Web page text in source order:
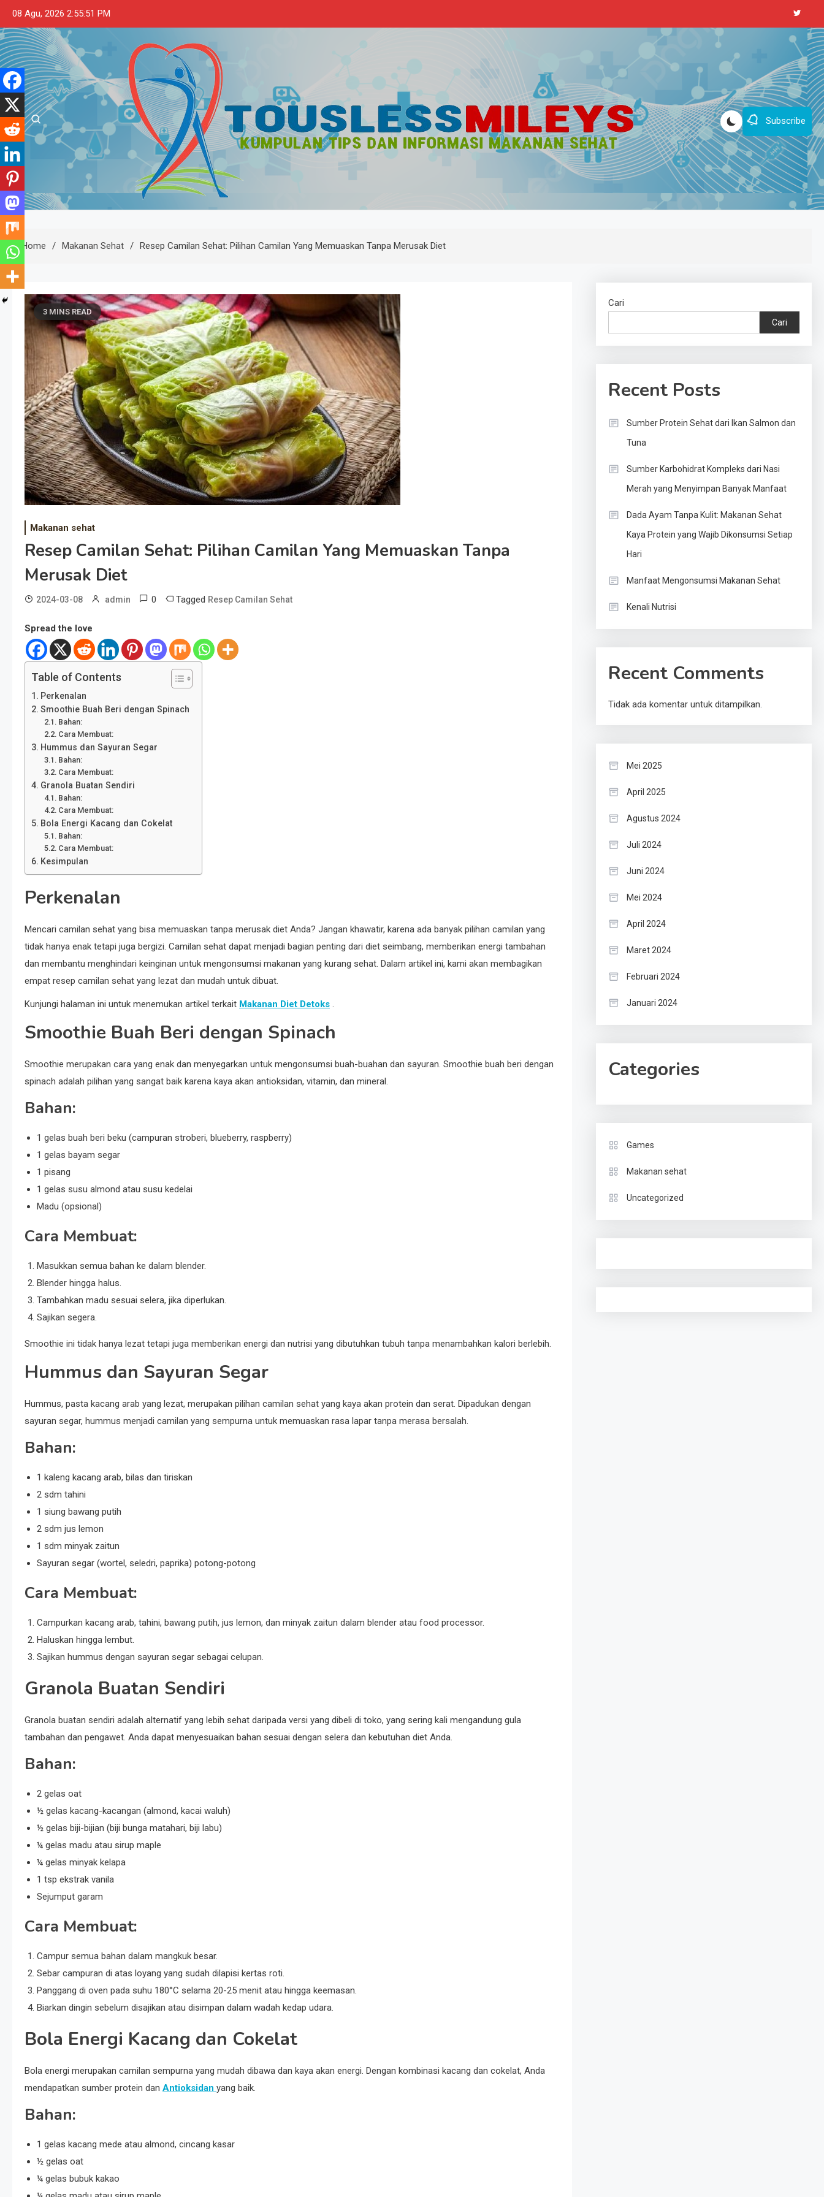
Skip
content
08 Agu, 2026 2:55:52 PM
Subscribe
Home Makanan Sehat Resep Camilan Sehat: Pilihan Camilan Yang Memuaskan Tanpa Merusak Diet
3 MINS READ
Makanan sehat
Resep Camilan Sehat: Pilihan Camilan Yang Memuaskan Tanpa
Merusak Diet
2024-03-08 admin 0 Tagged Resep Camilan Sehat
Spread the love
Table of Contents
Perkenalan
Smoothie Buah Beri dengan Spinach
Bahan:
Cara Membuat:
Hummus dan Sayuran Segar
Bahan:
Cara Membuat:
Granola Buatan Sendiri
Bahan:
Cara Membuat:
Bola Energi Kacang dan Cokelat
Bahan:
Cara Membuat:
Kesimpulan
Perkenalan
Mencari camilan sehat yang bisa memuaskan tanpa merusak diet Anda? Jangan khawatir, karena ada banyak pilihan camilan yang
tidak hanya enak tetapi juga bergizi. Camilan sehat dapat menjadi bagian penting dari diet seimbang, memberikan energi tambahan
dan membantu menghindari keinginan untuk mengonsumsi makanan yang kurang sehat. Dalam artikel ini, kami akan membagikan
empat resep camilan sehat yang lezat dan mudah untuk dibuat.
Kunjungi halaman ini untuk menemukan artikel terkait Makanan Diet Detoks .
Smoothie Buah Beri dengan Spinach
Smoothie merupakan cara yang enak dan menyegarkan untuk mengonsumsi buah-buahan dan sayuran. Smoothie buah beri dengan
spinach adalah pilihan yang sangat baik karena kaya akan antioksidan, vitamin, dan mineral.
Bahan:
1 gelas buah beri beku (campuran stroberi, blueberry, raspberry)
1 gelas bayam segar
1 pisang
1 gelas susu almond atau susu kedelai
Madu (opsional)
Cara Membuat:
Masukkan semua bahan ke dalam blender.
Blender hingga halus.
Tambahkan madu sesuai selera, jika diperlukan.
Sajikan segera.
Smoothie ini tidak hanya lezat tetapi juga memberikan energi dan nutrisi yang dibutuhkan tubuh tanpa menambahkan kalori berlebih.
Hummus dan Sayuran Segar
Hummus, pasta kacang arab yang lezat, merupakan pilihan camilan sehat yang kaya akan protein dan serat. Dipadukan dengan
sayuran segar, hummus menjadi camilan yang sempurna untuk memuaskan rasa lapar tanpa merasa bersalah.
Bahan:
1 kaleng kacang arab, bilas dan tiriskan
2 sdm tahini
1 siung bawang putih
2 sdm jus lemon
1 sdm minyak zaitun
Sayuran segar (wortel, seledri, paprika) potong-potong
Cara Membuat:
Campurkan kacang arab, tahini, bawang putih, jus lemon, dan minyak zaitun dalam blender atau food processor.
Haluskan hingga lembut.
Sajikan hummus dengan sayuran segar sebagai celupan.
Granola Buatan Sendiri
Granola buatan sendiri adalah alternatif yang lebih sehat daripada versi yang dibeli di toko, yang sering kali mengandung gula
tambahan dan pengawet. Anda dapat menyesuaikan bahan sesuai dengan selera dan kebutuhan diet Anda.
Bahan:
2 gelas oat
½ gelas kacang-kacangan (almond, kacai waluh)
½ gelas biji-bijian (biji bunga matahari, biji labu)
¼ gelas madu atau sirup maple
¼ gelas minyak kelapa
1 tsp ekstrak vanila
Sejumput garam
Cara Membuat:
Campur semua bahan dalam mangkuk besar.
Sebar campuran di atas loyang yang sudah dilapisi kertas roti.
Panggang di oven pada suhu 180°C selama 20-25 menit atau hingga keemasan.
Biarkan dingin sebelum disajikan atau disimpan dalam wadah kedap udara.
Bola Energi Kacang dan Cokelat
Bola energi merupakan camilan sempurna yang mudah dibawa dan kaya akan energi. Dengan kombinasi kacang dan cokelat, Anda
mendapatkan sumber protein dan Antioksidan yang baik.
Bahan:
1 gelas kacang mede atau almond, cincang kasar
½ gelas oat
¼ gelas bubuk kakao
Cari
Cari
Recent Posts
Sumber Protein Sehat dari Ikan Salmon dan
Tuna
Sumber Karbohidrat Kompleks dari Nasi
Merah yang Menyimpan Banyak Manfaat
Dada Ayam Tanpa Kulit: Makanan Sehat
Kaya Protein yang Wajib Dikonsumsi Setiap
Hari
Manfaat Mengonsumsi Makanan Sehat
Kenali Nutrisi
Recent Comments
Tidak ada komentar untuk ditampilkan.
Mei 2025
April 2025
Agustus 2024
Juli 2024
Juni 2024
Mei 2024
April 2024
Maret 2024
Februari 2024
Januari 2024
Categories
Games
Makanan sehat
Uncategorized